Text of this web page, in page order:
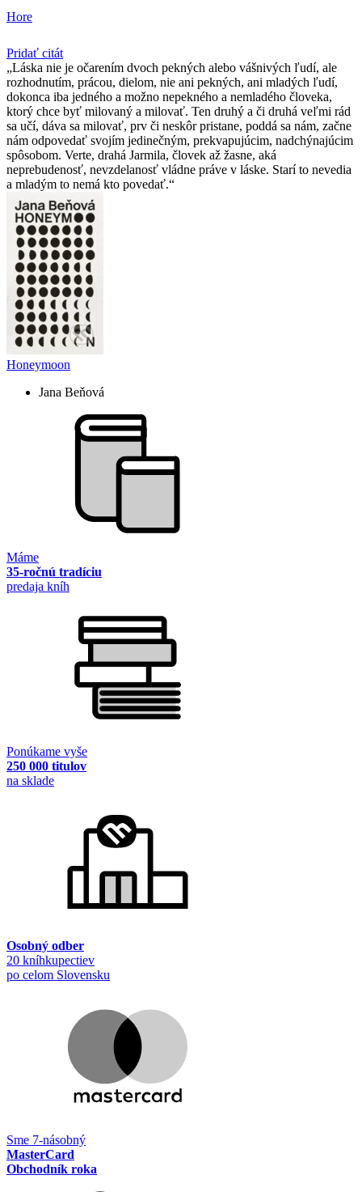
Hore
Pridať citát
Láska nie je očarením dvoch pekných alebo vášnivých ľudí, ale
rozhodnutím, prácou, dielom, nie ani pekných, ani mladých ľudí,
dokonca iba jedného a možno nepekného a nemladého človeka,
ktorý chce byť milovaný a milovať. Ten druhý a či druhá veľmi rád
sa učí, dáva sa milovať, prv či neskôr pristane, poddá sa nám, začne
nám odpovedať svojím jedinečným, prekvapujúcim, nadchýnajúcim
spôsobom. Verte, drahá Jarmila, človek až žasne, aká
neprebudenosť, nevzdelanosť vládne práve v láske. Starí to nevedia
a mladým to nemá kto povedať.
Honeymoon
Jana Beňová
Máme
35-ročnú tradíciu
predaja kníh
Ponúkame vyše
250 000 titulov
na sklade
Osobný odber
20 kníhkupectiev
po celom Slovensku
Sme 7-násobný
MasterCard
Obchodník roka